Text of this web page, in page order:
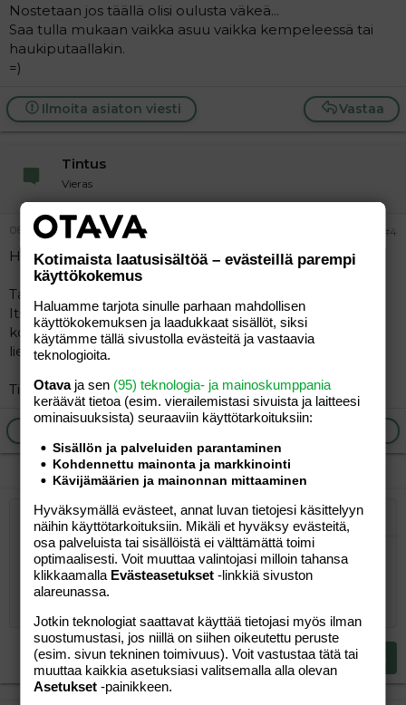
Nostetaan jos täällä olisi oulusta väkeä...
Saa tulla mukaan vaikka asuu vaikka kempeleessä tai
haukiputaallakin.
=)
Vastaa
Ilmoita asiaton viesti
Tintus
Vieras
08.02.2005 #4
Heipä hei!
Taitavat nuo aiemmat viestit olla viimekesän peruja..
Itse olin viime viikon keskiviikkona Oulumasujen kk-
kokouksessa,
liekö 9.2.05 torstai-tapaamiseen tulossa väkeä?
Tintus
Ilmoita asiaton viesti
Lihavoitu
Kursivoitu
Laajennettuun editoriin…
Lista
Järjestetty lista
Järjestämätön lista
Pienennä sisennystä
Laajennettuun editoriin…
Lisää hyperlinkki
Lisää kuva
HymiötLaajennettuun
Kumoa
Fontin koko
9
10
15
18
22
TekstiväriKirjasintyyli
Arial
Book Antiqua
Georgia
Tahoma
Times New Roman
YliviivaaAlleviivattu
Rivinsisäinen koodi
Rivinsisäinen spoiler
Tasaus Tasaa vasemmalle
Keskitä
Tasaa oikealle
Justify text
Paragraph format
Normal
Heading 1
Heading 2
Heading 3
LainausLisää video/media
Lisää taulukko
Insert horizontal line
SpoilerKoodi
Tee uudelleen
BBCode-näkymä
Poista muotoilu
LuonnoksetTallenna luonnos
Poista luonnos
Kirjoita vastaus...
Lähetä vastaus
Kotimaista laatusisältöä – evästeillä parempi
käyttökokemus
Haluamme tarjota sinulle parhaan mahdollisen
käyttökokemuksen ja laadukkaat sisällöt, siksi
käytämme tällä sivustolla evästeitä ja vastaavia
teknologioita.
Otavaja sen (95) teknologia- ja mainoskumppania
keräävät tietoa (esim. vierailemis­tasi sivuista ja laitteesi
ominaisuuk­sista) seuraaviin käyttötarkoituksiin:
Sisällön ja palveluiden parantaminen
Kohdennettu mainonta ja markkinointi
Kävijämäärien ja mainonnan mittaaminen
Hyväksymällä evästeet, annat luvan tietojesi käsittelyyn
näihin käyttötarkoituksiin. Mikäli et hyväksy evästeitä,
osa palveluista tai sisällöistä ei välttämättä toimi
optimaalisesti. Voit muuttaa valintojasi milloin tahansa
klikkaamalla Evästeasetukset -linkkiä sivuston
alareunassa.
Jotkin teknologiat saattavat käyttää tietojasi myös ilman
suostumustasi, jos niillä on siihen oikeutettu peruste
(esim. sivun tekninen toimivuus). Voit vastustaa tätä tai
muuttaa kaikkia asetuksiasi valitsemalla alla olevan
Asetukset -painikkeen.